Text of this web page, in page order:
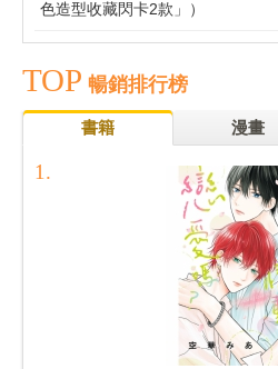
色造型收藏閃卡2款」）
TOP 暢銷排行榜
書籍 漫畫